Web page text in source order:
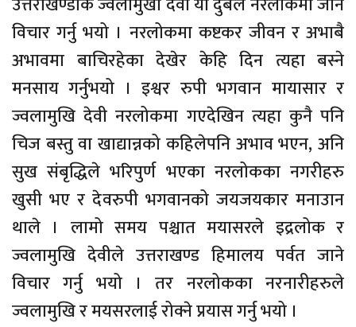
विचार गर्नु भयो । नरलोकमा कष्टकर जीवन र अभाबै
अभावमा बाचिरहेका देखेर केहि दिन त्यहा बस्ने
मनसाय गर्नुभयो । इश्वर रुपी भगवान मायासार र
ज्वलामुखि देवी नरलोकमा गएदेखिन त्यहा कुनै पनि
चिज बस्तु वा खाद्यान्नको कहिलेपनि अभाव भएन, अनि
सुख संबृद्धिले भरिपुर्ण भएका नरलोकका नगरीहरु
खुसी भए र देवरुपी भगवानको जयजयकार मनाउान
थाले । लामो समय पश्चात मयासरले इद्रलोक र
ज्वलामुखि देवीले उत्तराखण्ड हिमालय पर्वत जाने
विचार गर्नु भयो । तर नरलोकका नरनारीहरुले
ज्वलामुखि र मयसरलाई रोक्ने प्रयास गर्नु भयो ।